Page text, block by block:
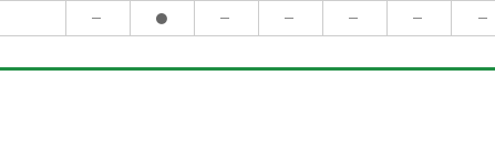
－ ● － － － － －